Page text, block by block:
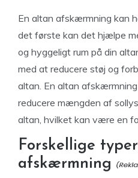
En altan afskærmning kan
det første kan det hjælpe
og hyggeligt rum på din
med at reducere støj og
altan. En altan
reducere mængden af
altan, hvilket kan være en
Forskellige
afskærmning